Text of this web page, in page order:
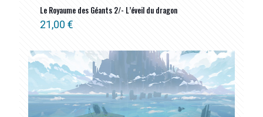
Le Royaume des Géants 2/- L’éveil du dragon
21,00 €